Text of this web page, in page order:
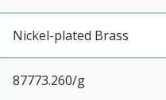
Nickel-plated Brass
87773.260/g